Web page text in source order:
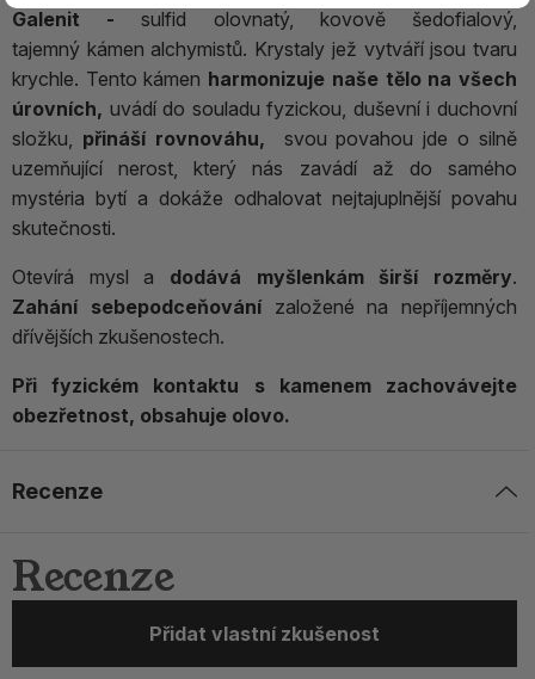
Galenit - sulfid olovnatý, kovově šedofialový,
tajemný kámen alchymistů. Krystaly jež vytváří jsou tvaru
krychle. Tento kámen harmonizuje naše tělo na všech
úrovních, uvádí do souladu fyzickou, duševní i duchovní
složku, přináší rovnováhu, svou povahou jde o silně
uzemňující nerost, který nás zavádí až do samého
mystéria bytí a dokáže odhalovat nejtajuplnější povahu
skutečnosti.
Otevírá mysl a dodává myšlenkám širší rozměry.
Zahání sebepodceňovánízaložené na nepříjemných
dřívějších zkušenostech.
Při fyzickém kontaktu s kamenem zachovávejte
obezřetnost, obsahuje olovo.
Recenze
Recenze
Přidat vlastní zkušenost